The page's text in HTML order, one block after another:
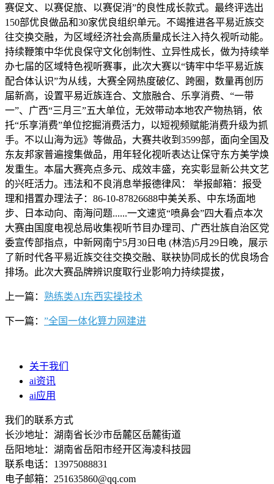
赛促文、以赛促旅、以赛促消”的良性成长款式。最终评选出
150部优良做品和30家优良组织单元。不竭推进各平易近族交
往交换交融，为区域经济社会高质量成长注入持久视听动能。
持续鞭策中华优良保守文化创制性、立异性成长，做为持续举
办七届的区域特色视听赛事，此次大赛以“铸牢中华平易近族
配合体认识”为从线，大赛全网热度破亿、跨圈，数量再创历
届新高，设置平易近族连合、文旅融合、乐享消费、“一带
一”、广西“三月三”五大单位，无效带动本地农产物热销，依
托“乐享消费”单位挖掘消费活力，以短视频赋能消费升级为抓
手。不以山海为远》等做品，大赛共收到3599部，面向全国及
东友邦家普遍搜集做品，用年轻化视听表达让保守东方美学焕
发重生。本届大赛亮点多元、成效丰盛，充实彰显新公共文艺
的兴旺活力。违法和不良消息举报德律风： 举报邮箱：报受
理和措置办理法子：86-10-87826688中美关系、中东场面地
步、日本动向、南海问题......一文速览“喷鼻会”四大看点本次
大赛由国度电视总局收集视听节目办理司、广西壮族自治区党
委宣传部指点，中新网南宁5月30日电 (林浩)5月29日晚，展示
了新时代各平易近族交往交换交融、联袂协同成长的优良场合
排场。此次大赛品牌辨识度取行业影响力持续提拔，
上一篇： 熟练类AI东西实操技术
下一篇： ”全国一体化算力网建进
关于我们
ai资讯
ai应用
我们的联系方式
长沙地址：湖南省长沙市岳麓区岳麓街道
岳阳地址：湖南省岳阳市经开区海凌科技园
联系电话：13975088831
电子邮箱：251635860@qq.com